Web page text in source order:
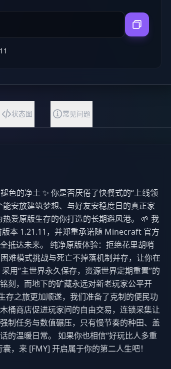
状态图 常见问题
色的净土 ✨ 你是否厌倦了快餐式的“上线领
安放建筑梦想、与好友安稳度日的真正家
爱原版生存的你打造的长期避风港。 🌱 我
本 1.21.11，并郑重承诺随 Minecraft 官方
抵达未来。 纯净原版体验：拒绝花里胡哨
难模式挑战与死亡不掉落机制并存，让你在
用“主世界永久保存，资源世界定期重置”的
刻，而地下的矿藏永远对新老玩家公平开
存之旅更加顺遂，我们准备了克制的便民功
桶商店促进玩家间的自由交易，连锁采集让
制任务与数值碾压，只有慢节奏的种田、盖
的温暖日常。 如果你也相信“好玩比人多重
，来 [FMY] 开启属于你的第二人生吧！